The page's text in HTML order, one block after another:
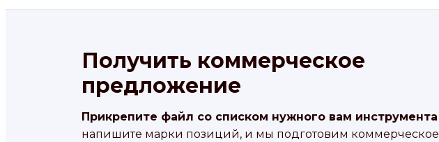
Получить коммерческое
предложение
Прикрепите файл со списком нужного вам инструмента
напишите марки позиций, и мы подготовим коммерческое